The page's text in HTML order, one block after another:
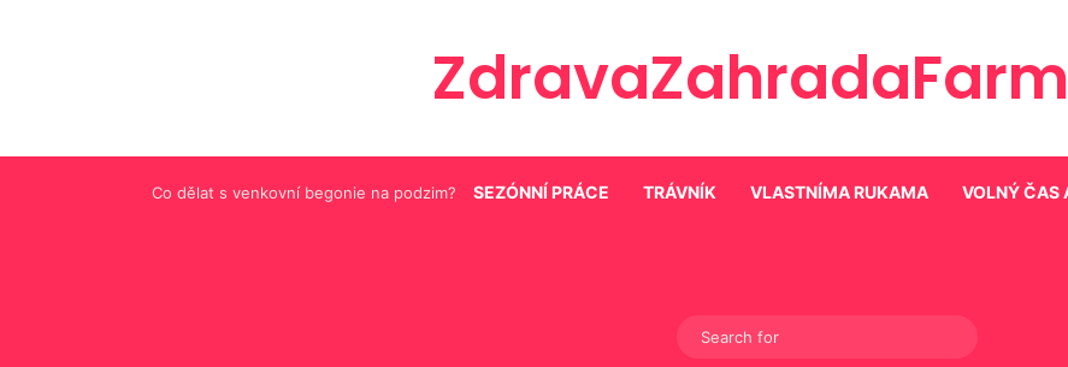
Co dělat s venkovní begonie na podzim? SEZÓNNÍ PRÁCE TRÁVNÍK VLASTNÍMA RUKAMA VOLNÝ ČAS
Switch skin